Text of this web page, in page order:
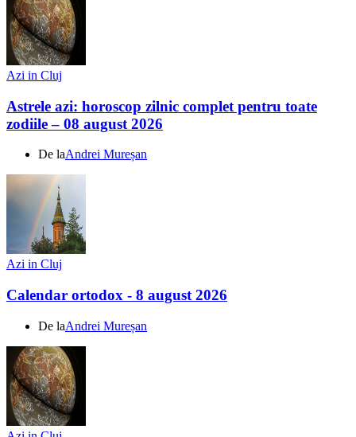
Azi in Cluj
Astrele azi: horoscop zilnic complet pentru toate
zodiile – 08 august 2026
De laAndrei Mureșan
Azi in Cluj
Calendar ortodox - 8 august 2026
De laAndrei Mureșan